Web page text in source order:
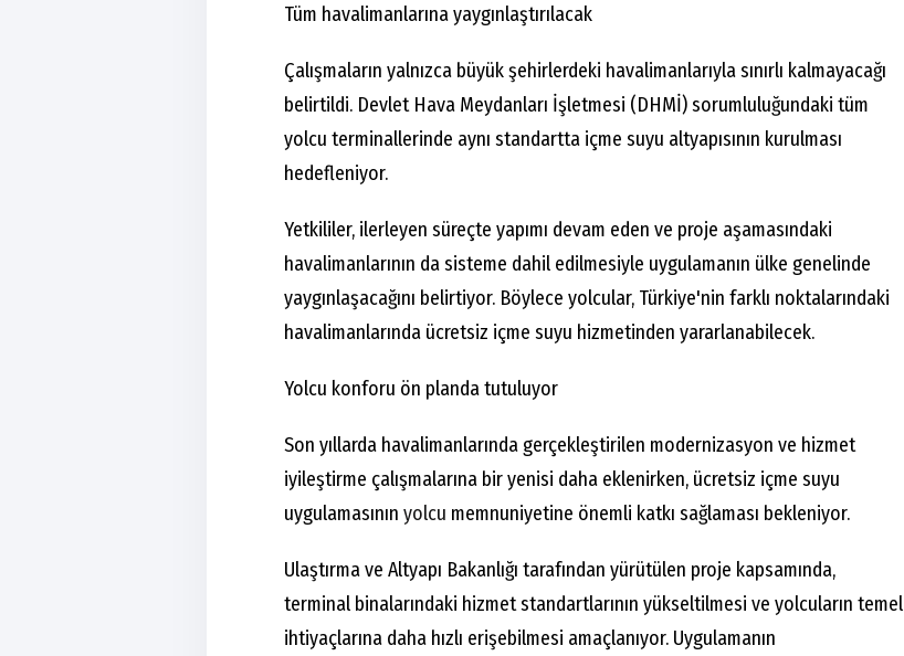
Tüm havalimanlarına yaygınlaştırılacak
Çalışmaların yalnızca büyük şehirlerdeki havalimanlarıyla sınırlı kalmayacağı
belirtildi. Devlet Hava Meydanları İşletmesi (DHMİ) sorumluluğundaki tüm
yolcu terminallerinde aynı standartta içme suyu altyapısının kurulması
hedefleniyor.
Yetkililer, ilerleyen süreçte yapımı devam eden ve proje aşamasındaki
havalimanlarının da sisteme dahil edilmesiyle uygulamanın ülke genelinde
yaygınlaşacağını belirtiyor. Böylece yolcular, Türkiye'nin farklı noktalarındaki
havalimanlarında ücretsiz içme suyu hizmetinden yararlanabilecek.
Yolcu konforu ön planda tutuluyor
Son yıllarda havalimanlarında gerçekleştirilen modernizasyon ve hizmet
iyileştirme çalışmalarına bir yenisi daha eklenirken, ücretsiz içme suyu
uygulamasının yolcu memnuniyetine önemli katkı sağlaması bekleniyor.
Ulaştırma ve Altyapı Bakanlığı tarafından yürütülen proje kapsamında,
terminal binalarındaki hizmet standartlarının yükseltilmesi ve yolcuların temel
ihtiyaçlarına daha hızlı erişebilmesi amaçlanıyor. Uygulamanın